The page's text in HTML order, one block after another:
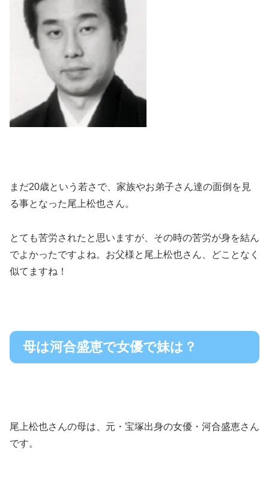
まだ20歳という若さで、家族やお弟子さん達の面倒を見
る事となった尾上松也さん。
とても苦労されたと思いますが、その時の苦労が身を結ん
でよかったですよね。お父様と尾上松也さん、どことなく
似てますね！
母は河合盛恵で女優で妹は？
尾上松也さんの母は、元・宝塚出身の女優・河合盛恵さん
です。